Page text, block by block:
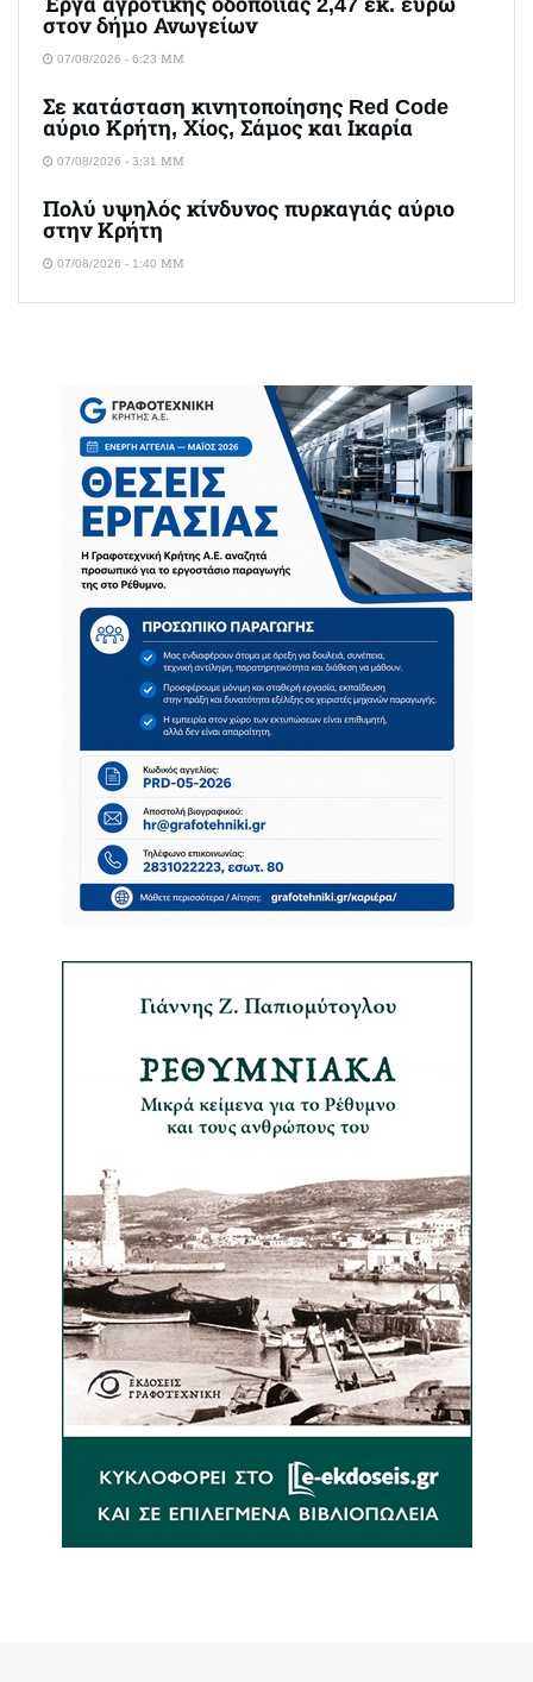
Έργα αγροτικής οδοποιίας 2,47 εκ. ευρώ
στον δήμο Ανωγείων
07/08/2026 - 6:23 ΜΜ
Σε κατάσταση κινητοποίησης Red Code
αύριο Κρήτη, Χίος, Σάμος και Ικαρία
07/08/2026 - 3:31 ΜΜ
Πολύ υψηλός κίνδυνος πυρκαγιάς αύριο
στην Κρήτη
07/08/2026 - 1:40 ΜΜ